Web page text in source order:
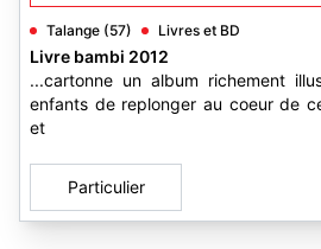
Talange (57) Livres et BD
Livre bambi 2012
...cartonne un album richement
enfants de replonger au coeur de
et
Particulier